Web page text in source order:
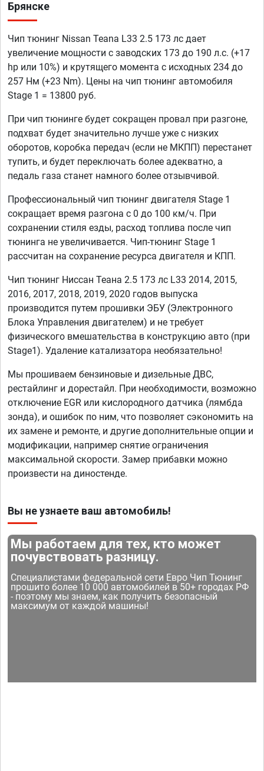
Брянске
Чип тюнинг Nissan Teana L33 2.5 173 лс дает
увеличение мощности с заводских 173 до 190 л.с. (+17
hp или 10%) и крутящего момента с исходных 234 до
257 Нм (+23 Nm). Цены на чип тюнинг автомобиля
Stage 1 = 13800 руб.
При чип тюнинге будет сокращен провал при разгоне,
подхват будет значительно лучше уже с низких
оборотов, коробка передач (если не МКПП) перестанет
тупить, и будет переключать более адекватно, а
педаль газа станет намного более отзывчивой.
Профессиональный чип тюнинг двигателя Stage 1
сокращает время разгона с 0 до 100 км/ч. При
сохранении стиля езды, расход топлива после чип
тюнинга не увеличивается. Чип-тюнинг Stage 1
рассчитан на сохранение ресурса двигателя и КПП.
Чип тюнинг Ниссан Теана 2.5 173 лс L33 2014, 2015,
2016, 2017, 2018, 2019, 2020 годов выпуска
производится путем прошивки ЭБУ (Электронного
Блока Управления двигателем) и не требует
физического вмешательства в конструкцию авто (при
Stage1). Удаление катализатора необязательно!
Мы прошиваем бензиновые и дизельные ДВС,
рестайлинг и дорестайл. При необходимости, возможно
отключение EGR или кислородного датчика (лямбда
зонда), и ошибок по ним, что позволяет сэкономить на
их замене и ремонте, и другие дополнительные опции и
модификации, например снятие ограничения
максимальной скорости. Замер прибавки можно
произвести на диностенде.
Вы не узнаете ваш автомобиль!
Мы работаем для тех, кто может
почувствовать разницу.
Специалистами федеральной сети Евро Чип Тюнинг
прошито более 10 000 автомобилей в 50+ городах РФ
- поэтому мы знаем, как получить безопасный
максимум от каждой машины!